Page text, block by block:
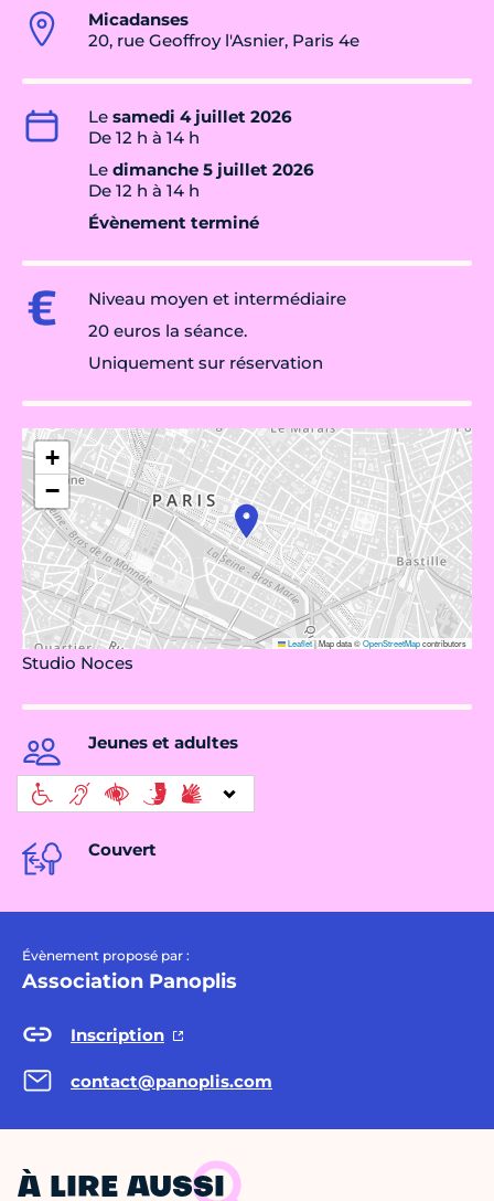
Micadanses
20, rue Geoffroy l'Asnier, Paris 4e
Le samedi 4 juillet 2026
De 12 h à 14 h
Le dimanche 5 juillet 2026
De 12 h à 14 h
Évènement terminé
Niveau moyen et intermédiaire
20 euros la séance.
Uniquement sur réservation
+
−
Leaflet|Map data ©OpenStreetMapcontributors
Studio Noces
Jeunes et adultes
Couvert
Évènement proposé par :
Association Panoplis
Inscription
contact@panoplis.com
À LIRE AUSSI